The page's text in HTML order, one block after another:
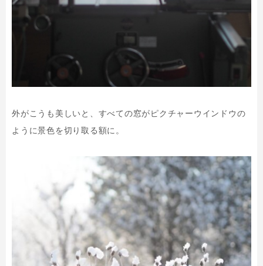
外がこうも美しいと、すべての窓がピクチャーウインドウの
ように景色を切り取る額に。